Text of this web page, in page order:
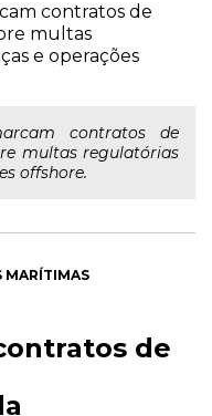
contratos de
multas
e operações
contratos de
multas regulatórias
offshore.
MARÍTIMAS
de